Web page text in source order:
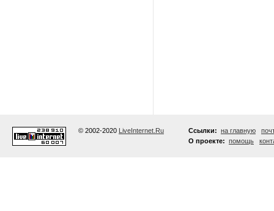
© 2002-2020 LiveInternet.Ru Ссылки: на главную
О проекте: помощь